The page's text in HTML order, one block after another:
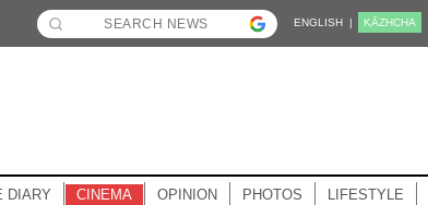
ENGLISH | KĀZHCHA
DIARY CINEMA OPINION PHOTOS LIFESTYLE